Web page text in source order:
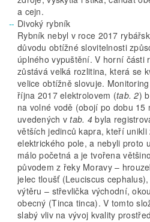
a cejn.
Divoký rybník
Rybník nebyl v roce 2017
důvodu obtížné slovitelnosti
úplného vypuštění. V horní části
zůstává velká rozlitina, která se
velice obtížně slovuje.
října 2017 elektrolovem (tab. 2)
na volné vodě (obojí po dobu 15
uvedených vtab. 4 byla
větších jedinců kapra, kteří
elektrického pole, a nebyli proto
málo početná a je tvořena
původem z řeky Moravy –
jelec tloušť (Leuciscus
výtěru – střevlička východní,
obecný (Tinca tinca). V tomto
slabý vliv na vývoj kvality